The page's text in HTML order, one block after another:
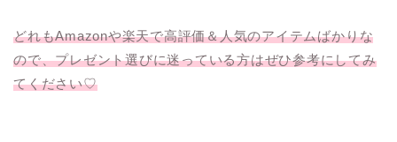
どれもAmazonや楽天で高評価＆人気のアイテムばかりな
ので、プレゼント選びに迷っている方はぜひ参考にしてみ
てください♡